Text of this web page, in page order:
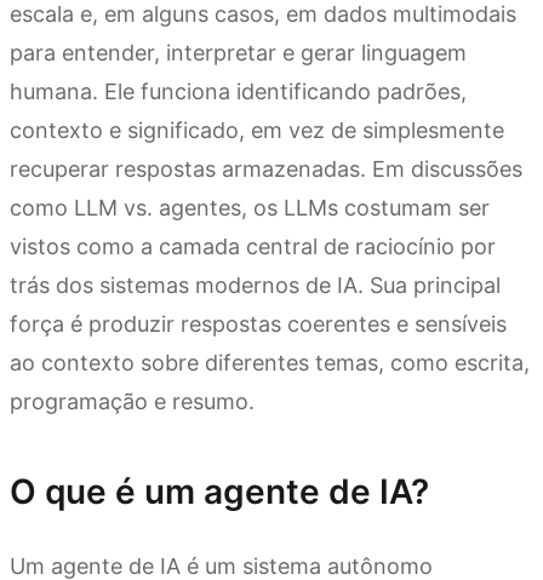
escala e, em alguns casos, em dados multimodais
para entender, interpretar e gerar linguagem
humana. Ele funciona identificando padrões,
contexto e significado, em vez de simplesmente
recuperar respostas armazenadas. Em discussões
como LLM vs. agentes, os LLMs costumam ser
vistos como a camada central de raciocínio por
trás dos sistemas modernos de IA. Sua principal
força é produzir respostas coerentes e sensíveis
ao contexto sobre diferentes temas, como escrita,
programação e resumo.
O que é um agente de IA?
Um agente de IA é um sistema autônomo